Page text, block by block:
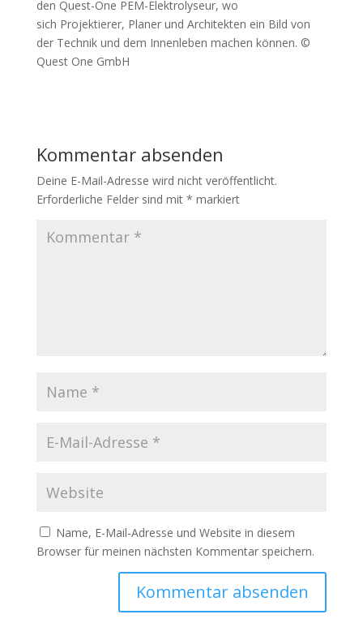
den Quest-One PEM-Elektrolyseur, wo
sich Projektierer, Planer und Architekten ein Bild von
der Technik und dem Innenleben machen können. ©
Quest One GmbH
Kommentar absenden
Deine E-Mail-Adresse wird nicht veröffentlicht.
Erforderliche Felder sind mit * markiert
Name, E-Mail-Adresse und Website in diesem
Browser für meinen nächsten Kommentar speichern.